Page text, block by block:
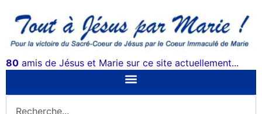
80 amis de Jésus et Marie sur ce site actuellement...